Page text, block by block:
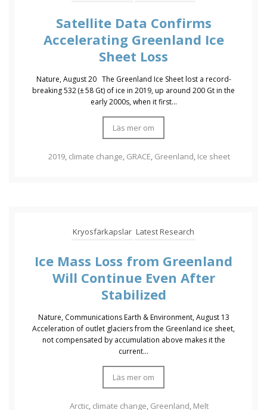
Satellite Data Confirms
Accelerating Greenland Ice
Sheet Loss
Nature, August 20 The Greenland Ice Sheet lost a record-
breaking 532 (± 58 Gt) of ice in 2019, up around 200 Gt in the
early 2000s, when it first...
Läs mer om
2019, climate change, GRACE, Greenland, Ice sheet
Kryosfärkapslar Latest Research
Ice Mass Loss from Greenland
Will Continue Even After
Stabilized
Nature, Communications Earth & Environment, August 13
Acceleration of outlet glaciers from the Greenland ice sheet,
not compensated by accumulation above makes it the
current...
Läs mer om
Arctic, climate change, Greenland, Melt